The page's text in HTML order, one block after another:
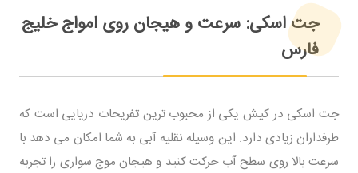
جت اسکی: سرعت و هیجان روی امواج خلیج
فارس
جت اسکی در کیش یکی از محبوب ترین تفریحات دریایی است که
طرفداران زیادی دارد. این وسیله نقلیه آبی به شما امکان می دهد با
سرعت بالا روی سطح آب حرکت کنید و هیجان موج سواری را تجربه